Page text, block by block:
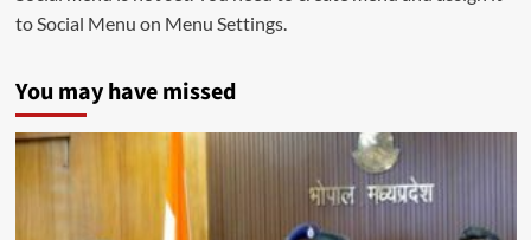
to Social Menu on Menu Settings.
You may have missed